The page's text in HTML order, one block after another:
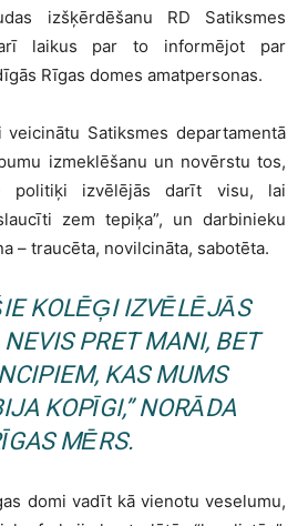
izšķērdēšanu RD Satiksmes
laikus par to informējot par
Rīgas domes amatpersonas.
Satiksmes departamentā
izmeklēšanu un novērstu tos,
politiķi izvēlējās darīt visu, lai
zem tepiķa”, un darbinieku
– traucēta, novilcināta, sabotēta.
KOLĒĢI IZVĒLĒJĀS
PRET MANI, BET
KAS MUMS
KOPĪGI,” NORĀDA
MĒRS.
domi vadīt kā vienotu veselumu,